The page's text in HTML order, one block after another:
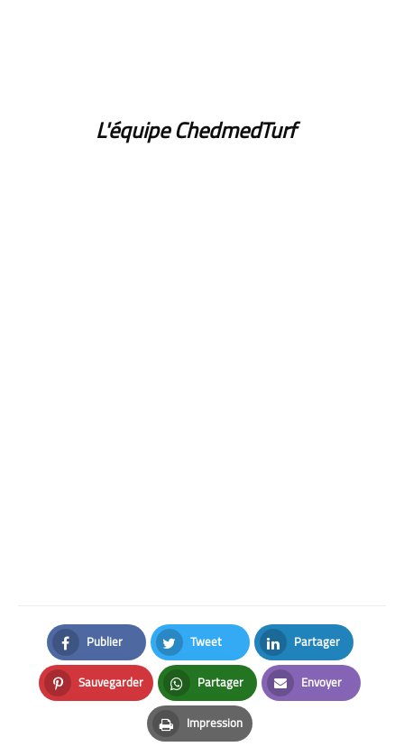
L'équipe ChedmedTurf
Publier
Facebook
Tweet
Twitter
Partager
LinkedIn
Sauvegarder
Pinterest
Partager
Whatsapp
Envoyer
Email
Impression
Print